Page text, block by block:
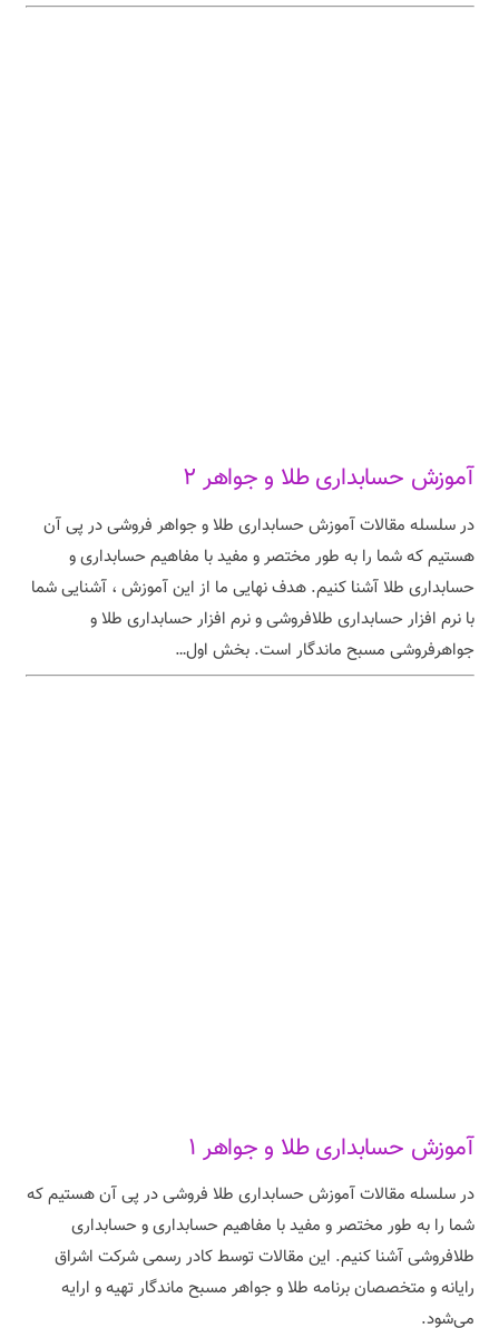
آموزش حسابداری طلا و جواهر ۲
در سلسله مقالات آموزش حسابداری طلا و جواهر فروشی در پی آن
هستیم که شما را به طور مختصر و مفید با مفاهیم حسابداری و
حسابداری طلا آشنا کنیم. هدف نهایی ما از این آموزش ، آشنایی شما
با نرم افزار حسابداری طلافروشی و نرم افزار حسابداری طلا و
جواهرفروشی مسبح ماندگار است. بخش اول…
آموزش حسابداری طلا و جواهر ۱
در سلسله مقالات آموزش حسابداری طلا فروشی در پی آن هستیم که
شما را به طور مختصر و مفید با مفاهیم حسابداری و حسابداری
طلافروشی آشنا کنیم. این مقالات توسط کادر رسمی شرکت اشراق
رایانه و متخصصان برنامه طلا و جواهر مسبح ماندگار تهیه و ارایه
می‌شود.